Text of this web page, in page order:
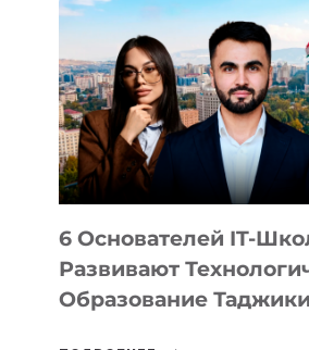
ВНЕШНЕГО
ВИДА
НОВОГО
УСТРОЙСТВА
ОТ
OPENAI
6 Основателей IT-
Развивают
Образование